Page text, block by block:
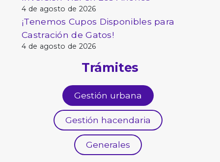
4 de agosto de 2026
¡Tenemos Cupos Disponibles para
Castración de Gatos!
4 de agosto de 2026
Trámites
Gestión urbana
Gestión hacendaria
Generales